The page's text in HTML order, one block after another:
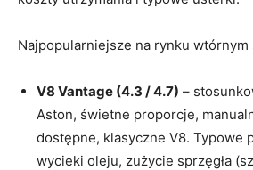
Najpopularniejsze na rynku wtórnym
V8 Vantage (4.3 / 4.7) –
Aston, świetne proporcje,
dostępne, klasyczne V8. Typowe
wycieki oleju, zużycie sprzęgła